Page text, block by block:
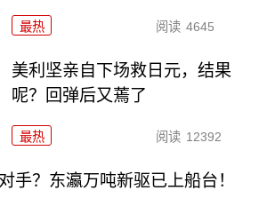
最热 阅读 4645
美利坚亲自下场救日元，结果
呢？回弹后又蔫了
最热 阅读 12392
手？东瀛万吨新驱已上船台！